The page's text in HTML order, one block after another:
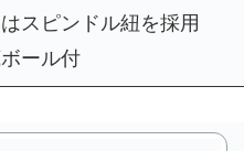
スピンドル紐を採用
ール付